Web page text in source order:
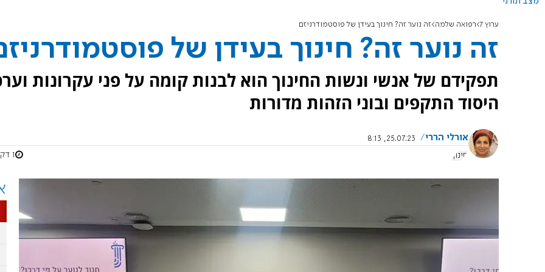
ערוץ 7 רפואה שלמה זה נוער זה? חינוך בעידן של פוסטמודרניזם
זה נוער זה? חינוך בעידן של
תפקידם של אנשי ונשות החינוך הוא לבנות קומה על פני עקרונות
היסוד התקפים ובוני הזהות מדורות
אורלי הררי
25.07.23, 8:13
חינוך
1 דקות